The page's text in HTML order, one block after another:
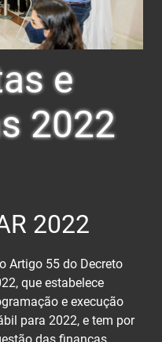
e
2022
2022
Artigo 55 do Decreto
que estabelece
e execução
para 2022, e tem por